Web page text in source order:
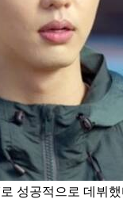
성공적으로 데뷔